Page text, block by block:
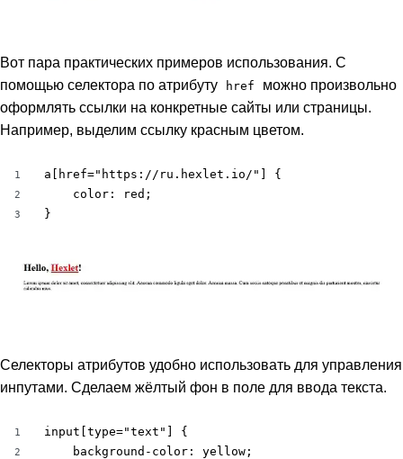
Вот пара практических примеров использования. С
помощью селектора по атрибуту
href
можно произвольно
оформлять ссылки на конкретные сайты или страницы.
Например, выделим ссылку красным цветом.
1
2
3
a[href="https://ru.hexlet.io/"] {
}
Селекторы атрибутов удобно использовать для управления
инпутами. Сделаем жёлтый фон в поле для ввода текста.
1
2
input[type="text"] {